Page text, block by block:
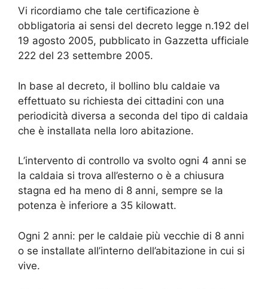
Vi ricordiamo che tale certificazione è
obbligatoria ai sensi del decreto legge n.192 del
19 agosto 2005, pubblicato in Gazzetta ufficiale
222 del 23 settembre 2005.
In base al decreto, il bollino blu caldaie va
effettuato su richiesta dei cittadini con una
periodicità diversa a seconda del tipo di caldaia
che è installata nella loro abitazione.
L’intervento di controllo va svolto ogni 4 anni se
la caldaia si trova all’esterno o è a chiusura
stagna ed ha meno di 8 anni, sempre se la
potenza è inferiore a 35 kilowatt.
Ogni 2 anni: per le caldaie più vecchie di 8 anni
o se installate all’interno dell’abitazione in cui si
vive.